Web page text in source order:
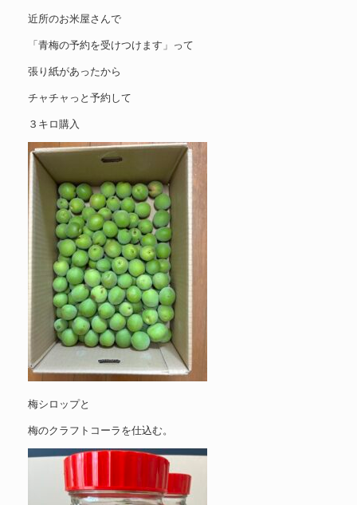
近所のお米屋さんで
「青梅の予約を受けつけます」って
張り紙があったから
チャチャっと予約して
３キロ購入
梅シロップと
梅のクラフトコーラを仕込む。